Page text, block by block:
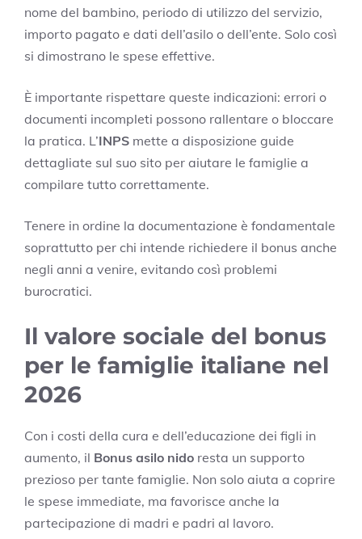
nome del bambino, periodo di utilizzo del servizio,
importo pagato e dati dell’asilo o dell’ente. Solo così
si dimostrano le spese effettive.
È importante rispettare queste indicazioni: errori o
documenti incompleti possono rallentare o bloccare
la pratica. L’INPS mette a disposizione guide
dettagliate sul suo sito per aiutare le famiglie a
compilare tutto correttamente.
Tenere in ordine la documentazione è fondamentale
soprattutto per chi intende richiedere il bonus anche
negli anni a venire, evitando così problemi
burocratici.
Il valore sociale del bonus
per le famiglie italiane nel
2026
Con i costi della cura e dell’educazione dei figli in
aumento, il Bonus asilo nido resta un supporto
prezioso per tante famiglie. Non solo aiuta a coprire
le spese immediate, ma favorisce anche la
partecipazione di madri e padri al lavoro.